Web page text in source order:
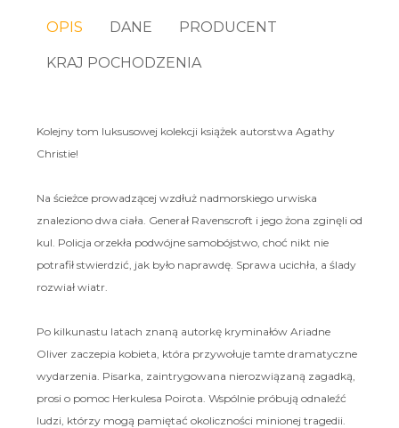
OPIS DANE PRODUCENT
KRAJ POCHODZENIA
Kolejny tom luksusowej kolekcji książek autorstwa Agathy
Christie!
Na ścieżce prowadzącej wzdłuż nadmorskiego urwiska
znaleziono dwa ciała. Generał Ravenscroft i jego żona zginęli od
kul. Policja orzekła podwójne samobójstwo, choć nikt nie
potrafił stwierdzić, jak było naprawdę. Sprawa ucichła, a ślady
rozwiał wiatr.
Po kilkunastu latach znaną autorkę kryminałów Ariadne
Oliver zaczepia kobieta, która przywołuje tamte dramatyczne
wydarzenia. Pisarka, zaintrygowana nierozwiązaną zagadką,
prosi o pomoc Herkulesa Poirota. Wspólnie próbują odnaleźć
ludzi, którzy mogą pamiętać okoliczności minionej tragedii.